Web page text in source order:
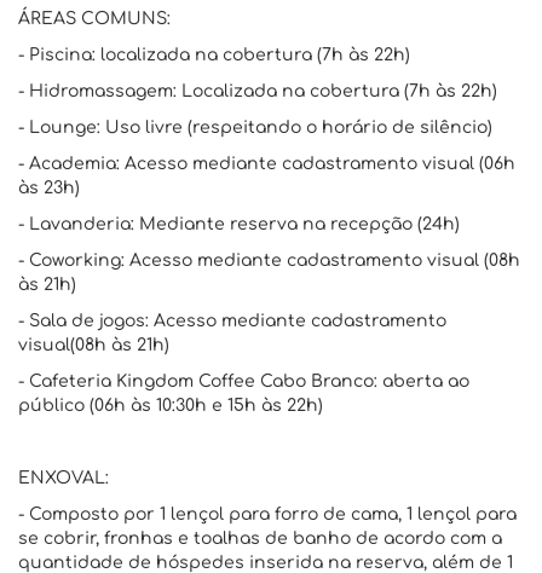
ÁREAS COMUNS:
- Piscina: localizada na cobertura (7h às 22h)
- Hidromassagem: Localizada na cobertura (7h às 22h)
- Lounge: Uso livre (respeitando o horário de silêncio)
- Academia: Acesso mediante cadastramento visual (06h
às 23h)
- Lavanderia: Mediante reserva na recepção (24h)
- Coworking: Acesso mediante cadastramento visual (08h
às 21h)
- Sala de jogos: Acesso mediante cadastramento
visual(08h às 21h)
- Cafeteria Kingdom Coffee Cabo Branco: aberta ao
público (06h às 10:30h e 15h às 22h)
ENXOVAL:
- Composto por 1 lençol para forro de cama, 1 lençol para
se cobrir, fronhas e toalhas de banho de acordo com a
quantidade de hóspedes inserida na reserva, além de 1